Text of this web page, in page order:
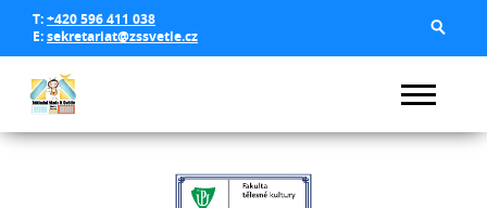
T:+420 596 411 038
E:sekretariat@zssvetle.cz